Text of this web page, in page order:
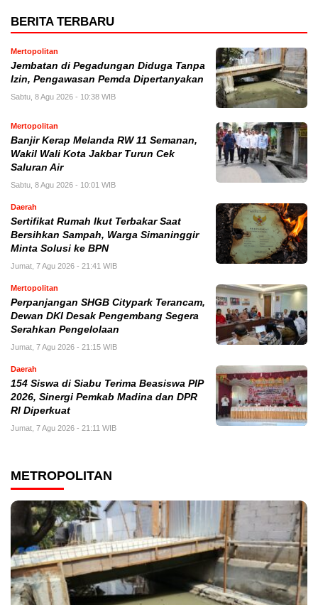
BERITA TERBARU
Mertopolitan
Jembatan di Pegadungan Diduga Tanpa
Izin, Pengawasan Pemda Dipertanyakan
Sabtu, 8 Agu 2026 - 10:38 WIB
Mertopolitan
Banjir Kerap Melanda RW 11 Semanan,
Wakil Wali Kota Jakbar Turun Cek
Saluran Air
Sabtu, 8 Agu 2026 - 10:01 WIB
Daerah
Sertifikat Rumah Ikut Terbakar Saat
Bersihkan Sampah, Warga Simaninggir
Minta Solusi ke BPN
Jumat, 7 Agu 2026 - 21:41 WIB
Mertopolitan
Perpanjangan SHGB Citypark Terancam,
Dewan DKI Desak Pengembang Segera
Serahkan Pengelolaan
Jumat, 7 Agu 2026 - 21:15 WIB
Daerah
154 Siswa di Siabu Terima Beasiswa PIP
2026, Sinergi Pemkab Madina dan DPR
RI Diperkuat
Jumat, 7 Agu 2026 - 21:11 WIB
METROPOLITAN